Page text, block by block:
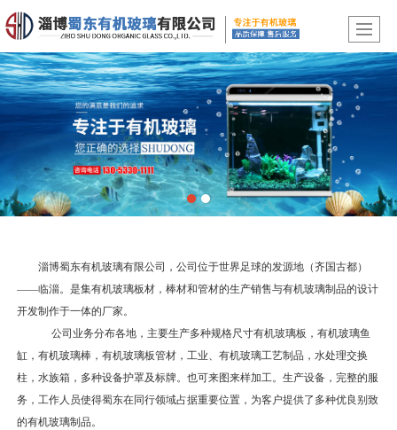
淄博蜀东有机玻璃有限公司，公司位于世界足球的发源地（齐国古都）
——临淄。是集有机玻璃板材，棒材和管材的生产销售与有机玻璃制品的设计
开发制作于一体的厂家。
公司业务分布各地，主要生产多种规格尺寸有机玻璃板，有机玻璃鱼
缸，有机玻璃棒，有机玻璃板管材，工业、有机玻璃工艺制品，水处理交换
柱，水族箱，多种设备护罩及标牌。也可来图来样加工。生产设备，完整的服
务，工作人员使得蜀东在同行领域占据重要位置，为客户提供了多种优良别致
的有机玻璃制品。